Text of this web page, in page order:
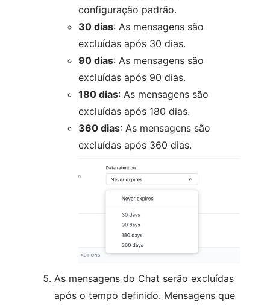
configuração padrão.
30 dias: As mensagens são
excluídas após 30 dias.
90 dias: As mensagens são
excluídas após 90 dias.
180 dias: As mensagens são
excluídas após 180 dias.
360 dias: As mensagens são
excluídas após 360 dias.
As mensagens do Chat serão excluídas
após o tempo definido. Mensagens que